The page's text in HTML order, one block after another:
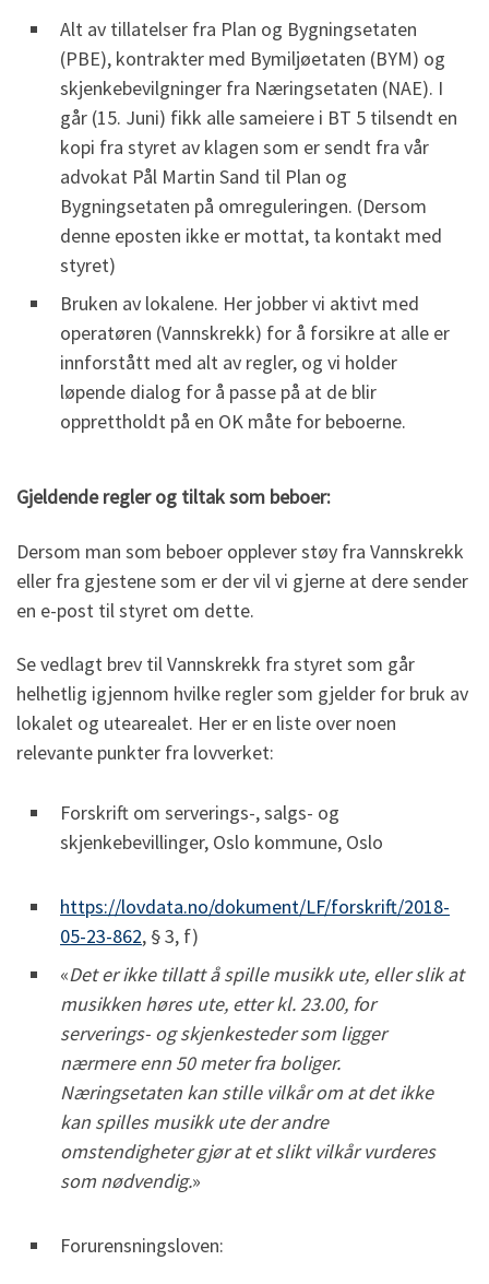
Alt av tillatelser fra Plan og Bygningsetaten
(PBE), kontrakter med Bymiljøetaten (BYM) og
skjenkebevilgninger fra Næringsetaten (NAE). I
går (15. Juni) fikk alle sameiere i BT 5 tilsendt en
kopi fra styret av klagen som er sendt fra vår
advokat Pål Martin Sand til Plan og
Bygningsetaten på omreguleringen. (Dersom
denne eposten ikke er mottat, ta kontakt med
styret)
Bruken av lokalene. Her jobber vi aktivt med
operatøren (Vannskrekk) for å forsikre at alle er
innforstått med alt av regler, og vi holder
løpende dialog for å passe på at de blir
opprettholdt på en OK måte for beboerne.
Gjeldende regler og tiltak som beboer:
Dersom man som beboer opplever støy fra Vannskrekk
eller fra gjestene som er der vil vi gjerne at dere sender
en e-post til styret om dette.
Se vedlagt brev til Vannskrekk fra styret som går
helhetlig igjennom hvilke regler som gjelder for bruk av
lokalet og utearealet. Her er en liste over noen
relevante punkter fra lovverket:
Forskrift om serverings-, salgs- og
skjenkebevillinger, Oslo kommune, Oslo
https://lovdata.no/dokument/LF/forskrift/2018-
05-23-862, § 3, f)
«Det er ikke tillatt å spille musikk ute, eller slik at
musikken høres ute, etter kl. 23.00, for
serverings- og skjenkesteder som ligger
nærmere enn 50 meter fra boliger.
Næringsetaten kan stille vilkår om at det ikke
kan spilles musikk ute der andre
omstendigheter gjør at et slikt vilkår vurderes
som nødvendig.»
Forurensningsloven: